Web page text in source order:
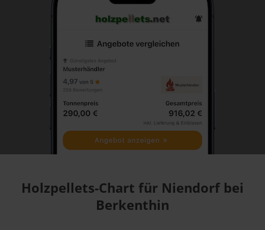
Holzpellets-Chart für Niendorf bei
Berkenthin